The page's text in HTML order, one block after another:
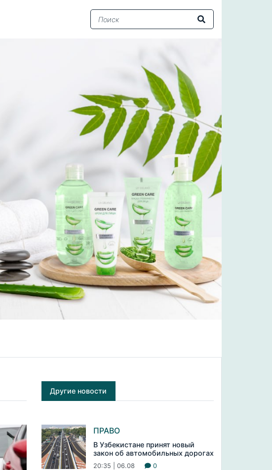
Другие новости
ПРАВО
В Узбекистане принят новый
закон об автомобильных дорогах
20:35 | 06.08 0